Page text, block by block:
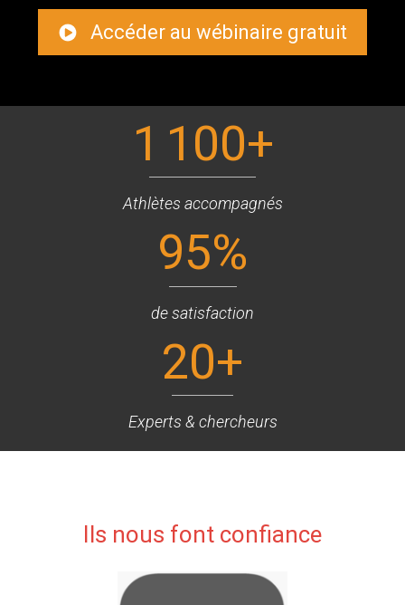
Accéder au wébinaire gratuit
1 100+
Athlètes accompagnés
95%
de satisfaction
20+
Experts & chercheurs
Ils nous font confiance